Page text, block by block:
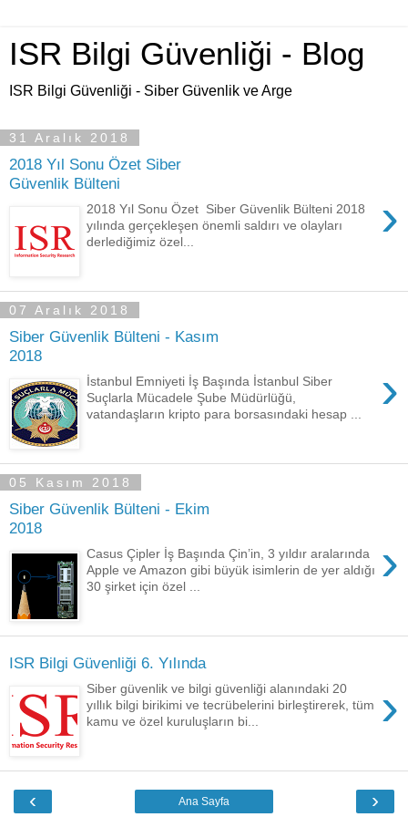
ISR Bilgi Güvenliği - Blog
ISR Bilgi Güvenliği - Siber Güvenlik ve Arge
31 Aralık 2018
2018 Yıl Sonu Özet Siber
Güvenlik Bülteni
›
2018 Yıl Sonu Özet Siber Güvenlik Bülteni 2018
yılında gerçekleşen önemli saldırı ve olayları
derlediğimiz özel...
07 Aralık 2018
Siber Güvenlik Bülteni - Kasım
2018
›
İstanbul Emniyeti İş Başında İstanbul Siber
Suçlarla Mücadele Şube Müdürlüğü,
vatandaşların kripto para borsasındaki hesap ...
05 Kasım 2018
Siber Güvenlik Bülteni - Ekim
2018
›
Casus Çipler İş Başında Çin’in, 3 yıldır aralarında
Apple ve Amazon gibi büyük isimlerin de yer aldığı
30 şirket için özel ...
ISR Bilgi Güvenliği 6. Yılında
›
Siber güvenlik ve bilgi güvenliği alanındaki 20
yıllık bilgi birikimi ve tecrübelerini birleştirerek, tüm
kamu ve özel kuruluşların bi...
‹ ›
Ana Sayfa